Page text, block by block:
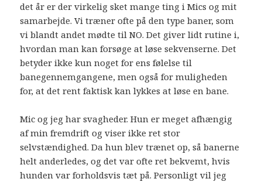
det år er der virkelig sket mange ting i Mics og mit
samarbejde. Vi træner ofte på den type baner, som
vi blandt andet mødte til NO. Det giver lidt rutine i,
hvordan man kan forsøge at løse sekvenserne. Det
betyder ikke kun noget for ens følelse til
banegennemgangene, men også for muligheden
for, at det rent faktisk kan lykkes at løse en bane.
Mic og jeg har svagheder. Hun er meget afhængig
af min fremdrift og viser ikke ret stor
selvstændighed. Da hun blev trænet op, så banerne
helt anderledes, og det var ofte ret bekvemt, hvis
hunden var forholdsvis tæt på. Personligt vil jeg